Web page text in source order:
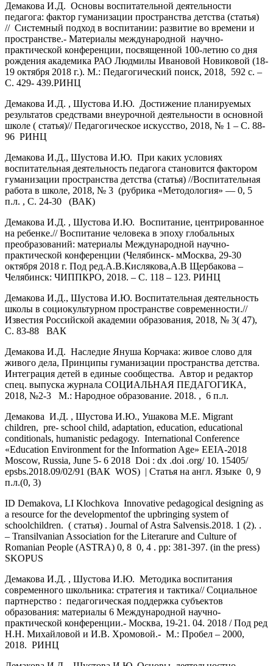
Демакова И.Д. Основы воспитательной деятельности
педагога: фактор гуманизации пространства детства (статья)
// Системный подход в воспитании: развитие во времени и
пространстве.- Материалы международной научно-
практической конференции, посвященной 100-летию со дня
рождения академика РАО Людмилы Ивановой Новиковой (18-
19 октября 2018 г.). М.: Педагогический поиск, 2018, 592 с. –
С. 429- 439.РИНЦ
Демакова И.Д. , Шустова И.Ю. Достижение планируемых
результатов средствами внеурочной деятельности в основной
школе ( статья)// Педагогическое искусство, 2018, № 1 – С. 88-
96 РИНЦ
Демакова И.Д., Шустова И.Ю. При каких условиях
воспитательная деятельность педагога становится фактором
гуманизации пространства детства (статья) //Воспитательная
работа в школе, 2018, № 3 (рубрика «Методология» — 0, 5
п.л. , С. 24-30 (ВАК)
Демакова И.Д. , Шустова И.Ю. Воспитание, центрированное
на ребенке.// Воспитание человека в эпоху глобальных
преобразований: материалы Международной научно-
практической конференции (Челябинск- мМосква, 29-30
октября 2018 г. Под ред.А.В.Кислякова,А.В Щербакова –
Челябинск: ЧИППКРО, 2018. – С. 118 – 123. РИНЦ
Демакова И.Д., Шустова И.Ю. Воспитательная деятельность
школы в социокультурном пространстве современности.//
Известия Российской академии образования, 2018, № 3( 47),
С. 83-88 ВАК
Демакова И.Д. Наследие Януша Корчака: живое слово для
живого дела, Принципы гуманизации пространства детства.
Интеграция детей в единые сообщества. Автор и редактор
спец. выпуска журнала СОЦИАЛЬНАЯ ПЕДАГОГИКА,
2018, №2-3 М.: Народное образование. 2018. , 6 п.л.
Демакова И.Д. , Шустова И.Ю., Ушакова М.Е. Migrant
children, pre- school child, adaptation, education, educational
conditionals, humanistic pedagogy. International Conference
«Education Environment for the Information Age» EEIA-2018
Moscow, Russia, June 5- 6 2018 Doi : dx .doi .org/ 10. 15405/
epsbs.2018.09/02/91 (ВАК WOS) | Cтатья на англ. Языке 0, 9
п.л.(0, 3)
ID Demakova, LI Klochkova Innovative pedagogical designing as
a resource for the developmentof the upbringing system of
schoolchildren. ( статья) . Journal of Astra Salvensis.2018. 1 (2). .
– Transilvanian Association for the Literarure and Culture of
Romanian People (ASTRA) 0, 8 0, 4 . pp: 381-397. (in the press)
SKOPUS
Демакова И.Д. , Шустова И.Ю. Методика воспитания
современного школьника: стратегия и тактика// Социальное
партнерство : педагогическая поддержка субъектов
образования: материалы 6 Международной научно-
практической конференции.- Москва, 19-21. 04. 2018 / Под ред
Н.Н. Михайловой и И.В. Хромовой.- М.: Пробел – 2000,
2018. РИНЦ